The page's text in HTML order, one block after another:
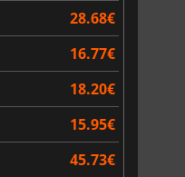
28.68€
16.77€
18.20€
15.95€
45.73€